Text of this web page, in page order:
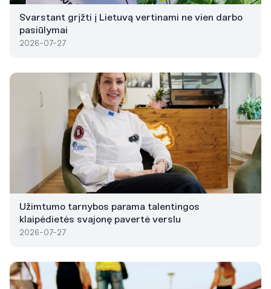
Svarstant grįžti į Lietuvą vertinami ne vien darbo
pasiūlymai
2026-07-27
Užimtumo tarnybos parama talentingos
klaipėdietės svajonę pavertė verslu
2026-07-27